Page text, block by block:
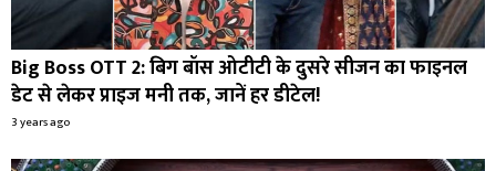
Big Boss OTT 2: बिग बॉस ओटीटी के दुसरे सीजन का फाइनल
डेट से लेकर प्राइज मनी तक, जानें हर डीटेल!
3 years ago